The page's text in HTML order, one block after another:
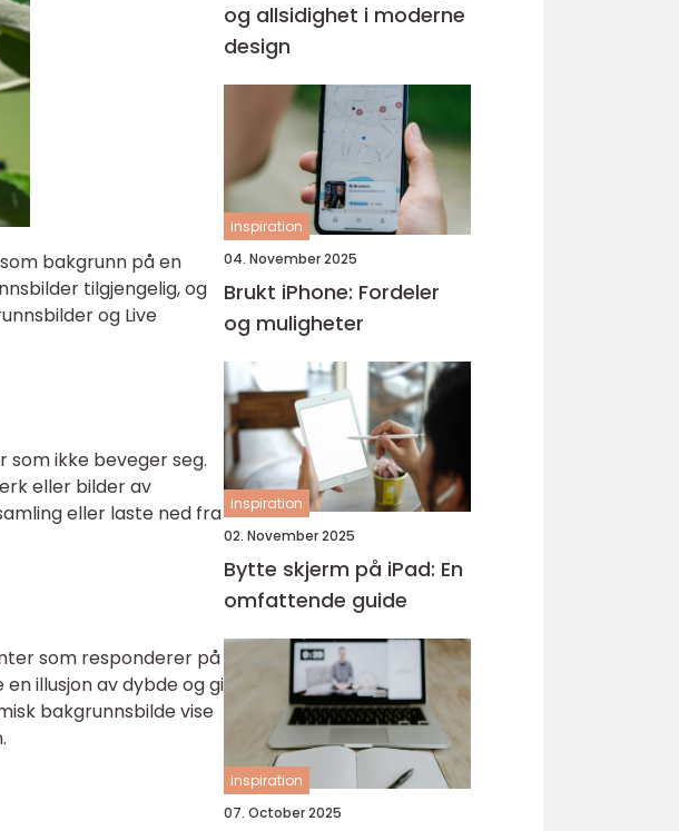
bakgrunn på en
tilgjengelig, og
og Live
som ikke beveger seg.
eller bilder av
eller laste ned fra
som responderer på
illusjon av dybde og gi
bakgrunnsbilde vise
og allsidighet i moderne
design
inspiration
04. November 2025
Brukt iPhone: Fordeler
og muligheter
inspiration
02. November 2025
Bytte skjerm på iPad: En
omfattende guide
inspiration
07. October 2025